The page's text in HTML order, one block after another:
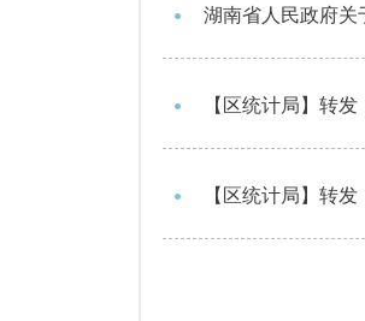
湖南省人民政府关
【区统计局】转
【区统计局】转